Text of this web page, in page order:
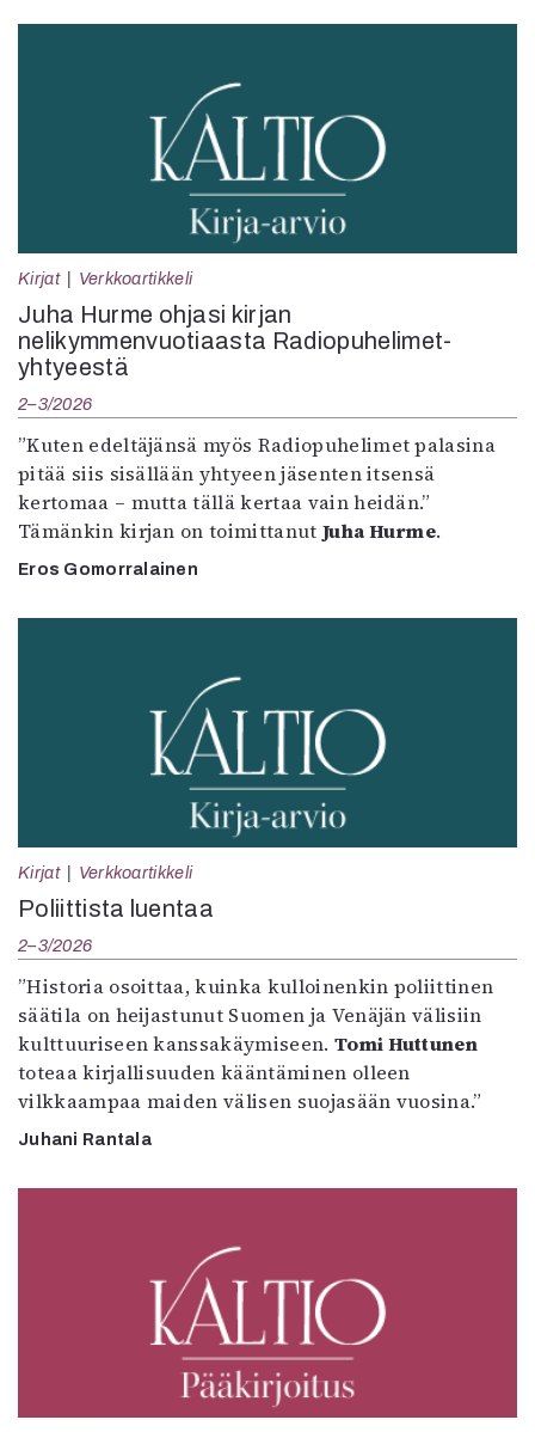
Kirjat Verkkoartikkeli
Juha Hurme ohjasi kirjan
nelikymmenvuotiaasta Radiopuhelimet-
yhtyeestä
2–3/2026
”Kuten edeltäjänsä myös Radiopuhelimet palasina
pitää siis sisällään yhtyeen jäsenten itsensä
kertomaa – mutta tällä kertaa vain heidän.”
Tämänkin kirjan on toimittanut Juha Hurme.
Eros Gomorralainen
Kirjat Verkkoartikkeli
Poliittista luentaa
2–3/2026
”Historia osoittaa, kuinka kulloinenkin poliittinen
säätila on heijastunut Suomen ja Venäjän välisiin
kulttuuriseen kanssakäymiseen. Tomi Huttunen
toteaa kirjallisuuden kääntäminen olleen
vilkkaampaa maiden välisen suojasään vuosina.”
Juhani Rantala